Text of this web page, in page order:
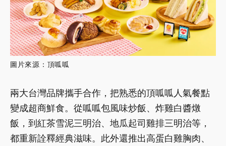
圖片來源：頂呱呱
兩大台灣品牌攜手合作，把熟悉的頂呱呱人氣餐點
變成超商鮮食。從呱呱包風味炒飯、炸雞白醬燉
飯，到紅茶雪泥三明治、地瓜起司雞排三明治等，
都重新詮釋經典滋味。此外還推出高蛋白雞胸肉、